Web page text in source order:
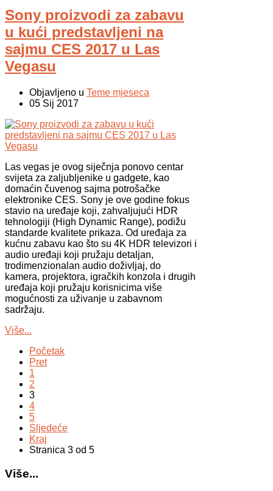
Sony proizvodi za zabavu
u kući predstavljeni na
sajmu CES 2017 u Las
Vegasu
Objavljeno u Teme mjeseca
05 Sij 2017
Las vegas je ovog siječnja ponovo centar
svijeta za zaljubljenike u gadgete, kao
domaćin čuvenog sajma potrošačke
elektronike CES. Sony je ove godine fokus
stavio na uređaje koji, zahvaljujući HDR
tehnologiji (High Dynamic Range), podižu
standarde kvalitete prikaza. Od uređaja za
kućnu zabavu kao što su 4K HDR televizori i
audio uređaji koji pružaju detaljan,
trodimenzionalan audio doživljaj, do
kamera, projektora, igračkih konzola i drugih
uređaja koji pružaju korisnicima više
mogućnosti za uživanje u zabavnom
sadržaju.
Više...
Početak
Pret
1
2
3
4
5
Sljedeće
Kraj
Stranica 3 od 5
Više...